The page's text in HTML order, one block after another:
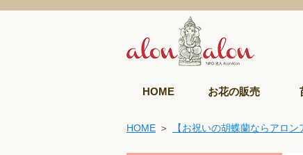
HOME お花の販売
HOME 【お祝いの胡蝶蘭ならアロ